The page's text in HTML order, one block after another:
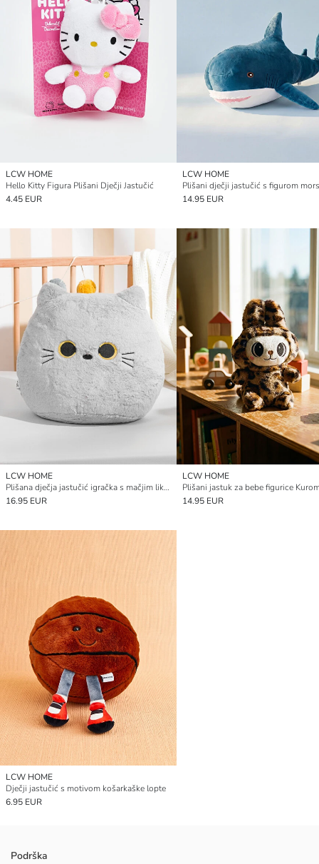
LCW HOME
Hello Kitty Figura Plišani Dječji Jastučić
4.45 EUR
LCW HOME
14.95 EUR
LCW HOME
Plišana dječja jastučić igračka s mačjim likom 38 cm
16.95 EUR
LCW HOME
Plišani jastuk za bebe figurice
14.95 EUR
LCW HOME
Dječji jastučić s motivom košarkaške lopte
6.95 EUR
Podrška